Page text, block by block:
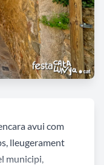
avui com
lleugerament
municipi,